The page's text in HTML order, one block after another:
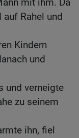
mit ihm. Da
Rahel und
Kindern
und
und verneigte
zu seinem
ihn, fiel